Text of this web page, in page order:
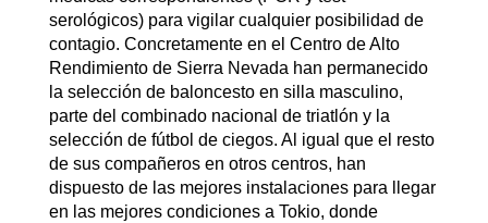
serológicos) para vigilar cualquier posibilidad de
contagio. Concretamente en el Centro de Alto
Rendimiento de Sierra Nevada han permanecido
la selección de baloncesto en silla masculino,
parte del combinado nacional de triatlón y la
selección de fútbol de ciegos. Al igual que el resto
de sus compañeros en otros centros, han
dispuesto de las mejores instalaciones para llegar
en las mejores condiciones a Tokio, donde